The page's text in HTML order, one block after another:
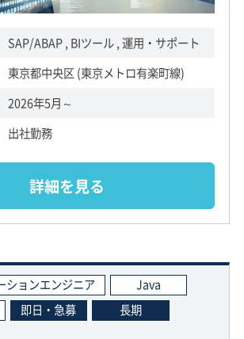
SAP/ABAP , BIツール , 運用・サポート
東京都中央区 (東京メトロ有楽町線)
2026年5月～
出社勤務
詳細を見る
ションエンジニア
Java
即日・急募 長期